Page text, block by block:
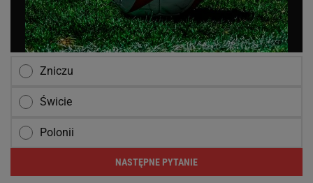
Zniczu
Świcie
Polonii
NASTĘPNE PYTANIE